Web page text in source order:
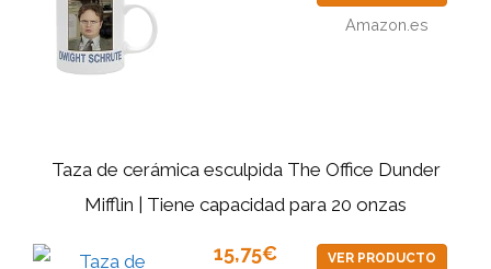
Amazon.es
Taza de cerámica esculpida The Office Dunder
Mifflin | Tiene capacidad para 20 onzas
15,75€ VER PRODUCTO